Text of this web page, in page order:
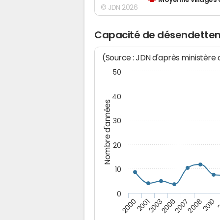
© JDN 2026
Capacité de
Nombre d'années
(Source : JDN d'après ministère
2000200120032006200720082010
0
10
20
30
40
50